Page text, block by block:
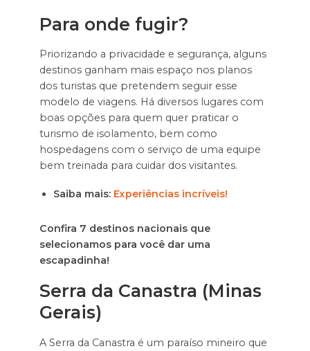
Para onde fugir?
Priorizando a privacidade e segurança, alguns
destinos ganham mais espaço nos planos
dos turistas que pretendem seguir esse
modelo de viagens. Há diversos lugares com
boas opções para quem quer praticar o
turismo de isolamento, bem como
hospedagens com o serviço de uma equipe
bem treinada para cuidar dos visitantes.
Saiba mais: Experiências incríveis!
Confira 7 destinos nacionais que
selecionamos para você dar uma
escapadinha!
Serra da Canastra (Minas
Gerais)
A Serra da Canastra é um paraíso mineiro que